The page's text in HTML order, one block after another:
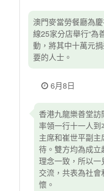
澳門麥當勞餐廳為
線25家分店舉行“為
動，將其中十萬元
要的人士。
6月8日
香港九龍樂善堂
率領一行十一人
主席和崔世平副
待。雙方均為成立
理念一致，所以
交流，共表為社
懷。